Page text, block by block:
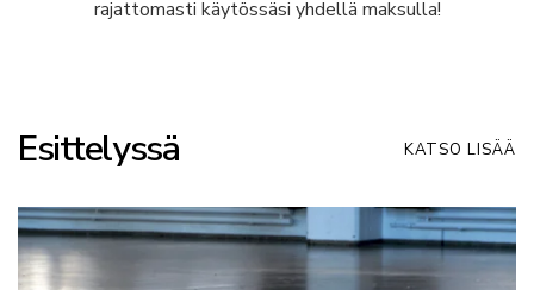
rajattomasti käytössäsi yhdellä maksulla!
Esittelyssä KATSO LISÄÄ